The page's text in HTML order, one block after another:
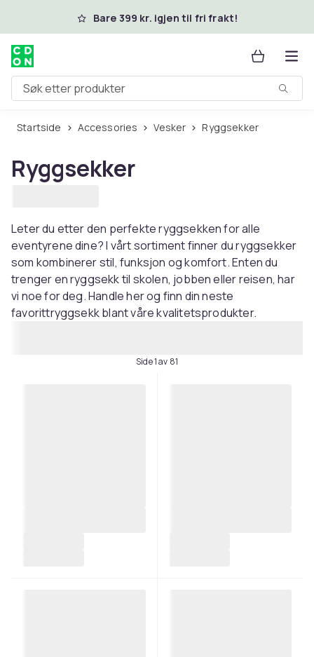
Hopp til hovedinnholdBare 399 kr. igjen til fri frakt!
Søk etter produkter
Startside Accessories Vesker Ryggsekker
Ryggsekker
Leter du etter den perfekte ryggsekken for alle
eventyrene dine? I vårt sortiment finner du ryggsekker
som kombinerer stil, funksjon og komfort. Enten du
trenger en ryggsekk til skolen, jobben eller reisen, har
vi noe for deg. Handle her og finn din neste
favorittryggsekk blant våre kvalitetsprodukter.
Side 1 av 81